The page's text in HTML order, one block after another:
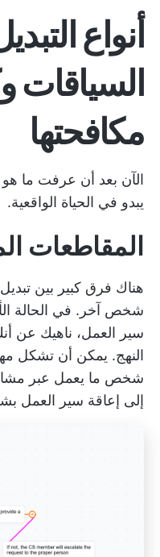
أنواع
السياقات
مكافحتها
الآن بعد أن عرفت ما هو
يبدو في الحياة الواقعية.
المقاطعات
هناك فرق كبير بين
شخص آخر. في الحالة
سير العمل، ناهيك عن
النهج. يمكن أن تشكل
شخص ما يعمل عبر
إلى إعاقة سير العمل